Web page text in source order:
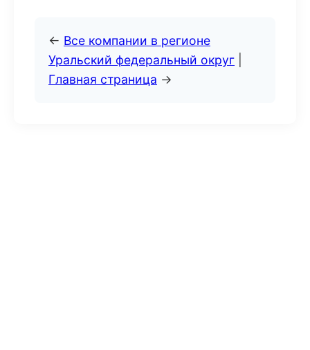
← Все компании в регионе
Уральский федеральный округ
Главная страница →